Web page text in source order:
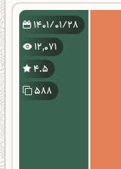
1401/01/28
12,071
4.5
588